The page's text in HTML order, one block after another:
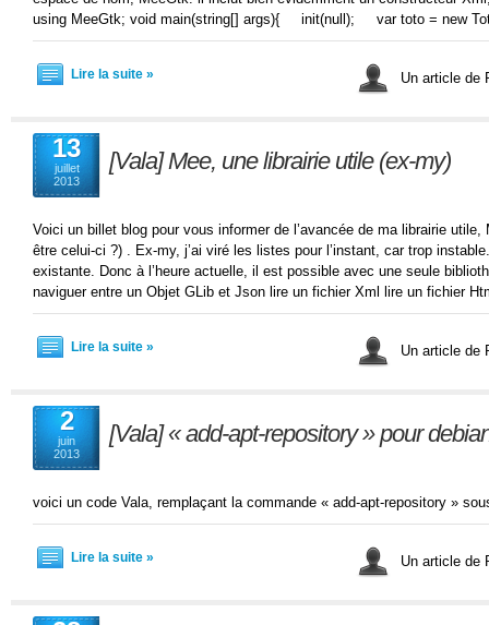
using MeeGtk; void main(string[] args){ init(null); var toto = new
Lire la suite » Un article de
13
juillet
2013
[Vala] Mee, une librairie utile (ex-my)
Voici un billet blog pour vous informer de l’avancée de ma librairie
être celui-ci ?) . Ex-my, j’ai viré les listes pour l’instant, car trop
existante. Donc à l’heure actuelle, il est possible avec une seule
naviguer entre un Objet GLib et Json lire un fichier Xml lire un fichier
Lire la suite » Un article de
2
juin
2013
[Vala] « add-apt-repository » pour
voici un code Vala, remplaçant la commande « add-apt-repository »
Lire la suite » Un article de